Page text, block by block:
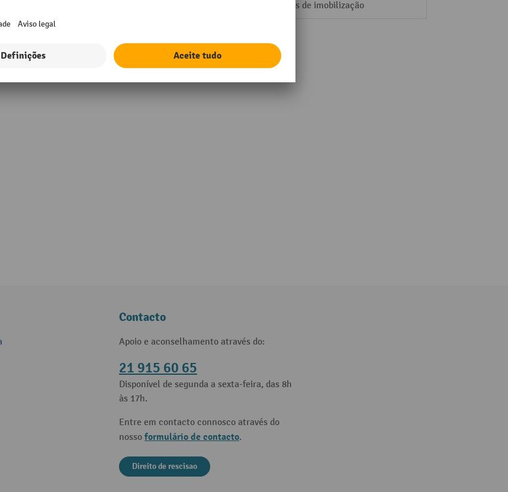
Travões de imobilização
Contacto
Apoio e aconselhamento através do:
21 915 60 65
Disponível de segunda a sexta-feira, das 8h
às 17h.
Entre em contacto connosco através do
nosso formulário de contacto.
Direito de rescisao